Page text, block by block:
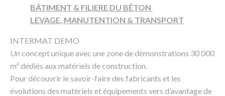
BÂTIMENT & FILIERE DU BÉTON
LEVAGE, MANUTENTION & TRANSPORT
INTERMAT DEMO
Un concept unique avec une zone de démonstrations 30 000
m² dédiés aux matériels de construction.
Pour découvrir le savoir-faire des fabricants et les
évolutions des matériels et équipements vers d’avantage de